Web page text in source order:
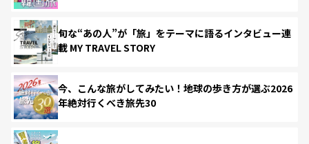
旬な“あの人”が「旅」をテーマに語るインタビュー連
載 MY TRAVEL STORY
今、こんな旅がしてみたい！地球の歩き方が選ぶ2026
年絶対行くべき旅先30